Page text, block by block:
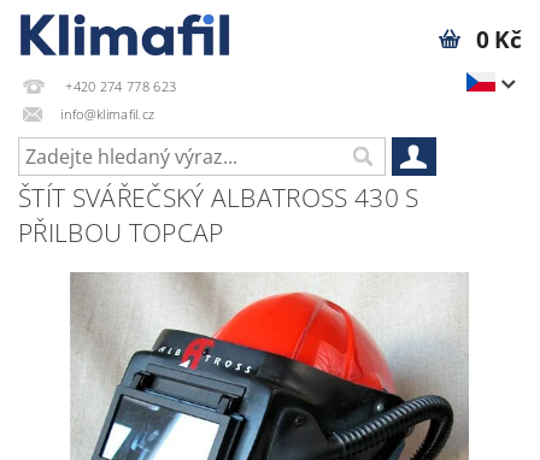
+420 274 778 623
info@klimafil.cz
0 Kč
ŠTÍT SVÁŘEČSKÝ ALBATROSS 430 S
PŘILBOU TOPCAP